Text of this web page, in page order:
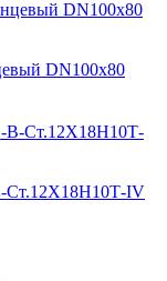
DN100х80
Ст.12Х18Н10Т-IV